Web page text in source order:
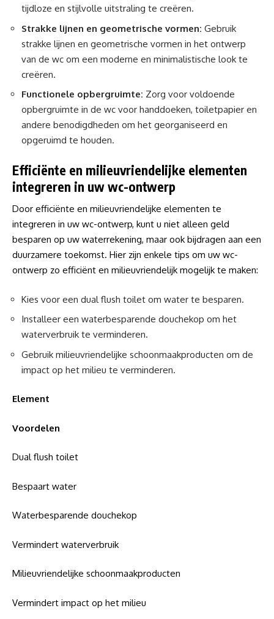
tijdloze en stijlvolle uitstraling te creëren.
Strakke lijnen en geometrische vormen: Gebruik
strakke lijnen en geometrische vormen in het ontwerp
van de wc om een moderne en minimalistische look te
creëren.
Functionele opbergruimte: Zorg voor voldoende
opbergruimte in de wc voor handdoeken, toiletpapier en
andere benodigdheden om het georganiseerd en
opgeruimd te houden.
Efficiënte en milieuvriendelijke elementen
integreren in uw wc-ontwerp
Door efficiënte en milieuvriendelijke elementen te
integreren in uw wc-ontwerp, kunt u niet alleen geld
besparen op uw waterrekening, maar ook bijdragen aan een
duurzamere toekomst. Hier zijn enkele tips om uw wc-
ontwerp zo efficiënt en milieuvriendelijk mogelijk te maken:
Kies voor een dual flush toilet om water te besparen.
Installeer een waterbesparende douchekop om het
waterverbruik te verminderen.
Gebruik milieuvriendelijke schoonmaakproducten om de
impact op het milieu te verminderen.
Element
Voordelen
Dual flush toilet
Bespaart water
Waterbesparende douchekop
Vermindert waterverbruik
Milieuvriendelijke schoonmaakproducten
Vermindert impact op het milieu